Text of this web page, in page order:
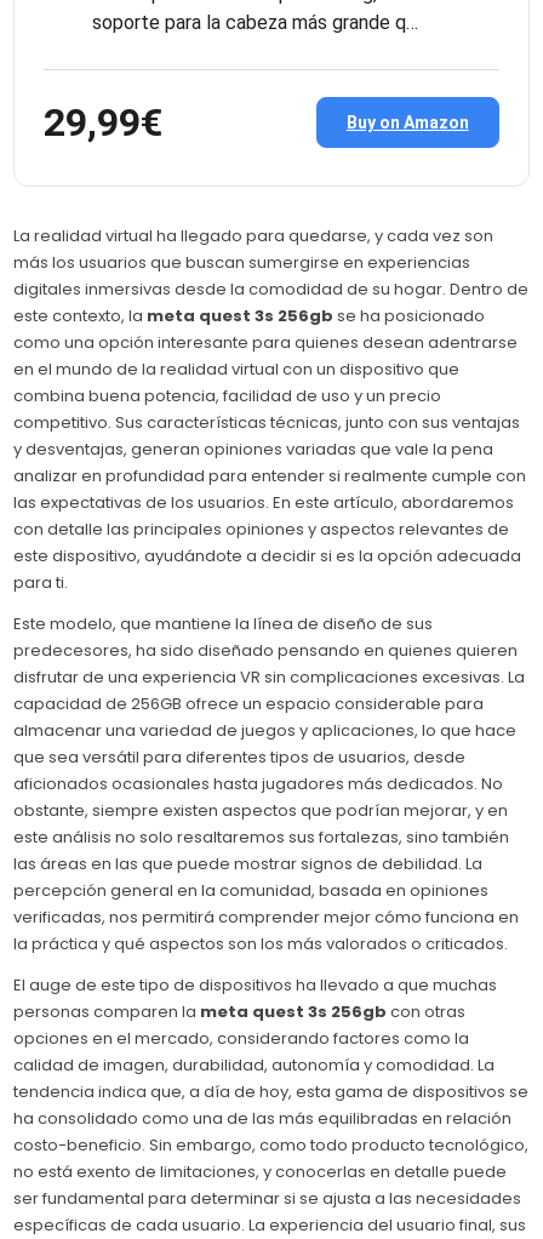
soporte para la cabeza más grande q…
29,99€ Buy on Amazon
La realidad virtual ha llegado para quedarse, y cada vez son
más los usuarios que buscan sumergirse en experiencias
digitales inmersivas desde la comodidad de su hogar. Dentro de
este contexto, la meta quest 3s 256gb se ha posicionado
como una opción interesante para quienes desean adentrarse
en el mundo de la realidad virtual con un dispositivo que
combina buena potencia, facilidad de uso y un precio
competitivo. Sus características técnicas, junto con sus ventajas
y desventajas, generan opiniones variadas que vale la pena
analizar en profundidad para entender si realmente cumple con
las expectativas de los usuarios. En este artículo, abordaremos
con detalle las principales opiniones y aspectos relevantes de
este dispositivo, ayudándote a decidir si es la opción adecuada
para ti.
Este modelo, que mantiene la línea de diseño de sus
predecesores, ha sido diseñado pensando en quienes quieren
disfrutar de una experiencia VR sin complicaciones excesivas. La
capacidad de 256GB ofrece un espacio considerable para
almacenar una variedad de juegos y aplicaciones, lo que hace
que sea versátil para diferentes tipos de usuarios, desde
aficionados ocasionales hasta jugadores más dedicados. No
obstante, siempre existen aspectos que podrían mejorar, y en
este análisis no solo resaltaremos sus fortalezas, sino también
las áreas en las que puede mostrar signos de debilidad. La
percepción general en la comunidad, basada en opiniones
verificadas, nos permitirá comprender mejor cómo funciona en
la práctica y qué aspectos son los más valorados o criticados.
El auge de este tipo de dispositivos ha llevado a que muchas
personas comparen la meta quest 3s 256gb con otras
opciones en el mercado, considerando factores como la
calidad de imagen, durabilidad, autonomía y comodidad. La
tendencia indica que, a día de hoy, esta gama de dispositivos se
ha consolidado como una de las más equilibradas en relación
costo-beneficio. Sin embargo, como todo producto tecnológico,
no está exento de limitaciones, y conocerlas en detalle puede
ser fundamental para determinar si se ajusta a las necesidades
específicas de cada usuario. La experiencia del usuario final, sus